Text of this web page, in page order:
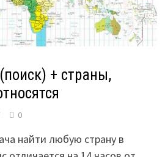
+ страны,
0
найти любую страну в